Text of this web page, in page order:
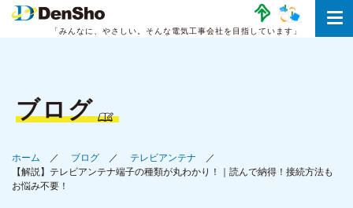
「みんなに、やさしい。 そんな電気工事会社を目指しています」
ブログ
ホーム ブログ
テレビアンテナ
【解説】テレビアンテナ端子の種類が丸わかり！｜読んで納得！接続方法も
お悩み不要！